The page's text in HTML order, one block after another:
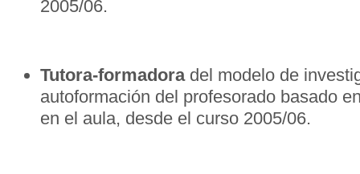
2005/06.
Tutora-formadora del modelo de
autoformación del profesorado basado
en el aula, desde el curso 2005/06.